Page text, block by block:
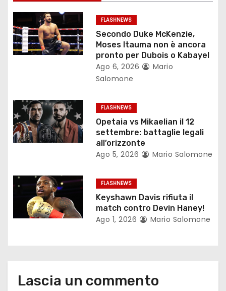
o
n
e
r
t
i
o
i
FLASHNEWS
Secondo Duke McKenzie,
Moses Itauma non è ancora
pronto per Dubois o Kabayel
Ago 6, 2026
Mario
Salomone
FLASHNEWS
Opetaia vs Mikaelian il 12
settembre: battaglie legali
all’orizzonte
Ago 5, 2026 Mario Salomone
FLASHNEWS
Keyshawn Davis rifiuta il
match contro Devin Haney!
Ago 1, 2026 Mario Salomone
Lascia un commento